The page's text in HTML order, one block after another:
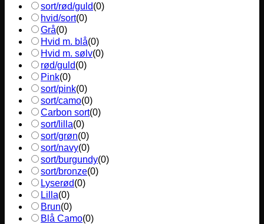
sort/rød/guld(0)
hvid/sort(0)
Grå(0)
Hvid m. blå(0)
Hvid m. sølv(0)
rød/guld(0)
Pink(0)
sort/pink(0)
sort/camo(0)
Carbon sort(0)
sort/lilla(0)
sort/grøn(0)
sort/navy(0)
sort/burgundy(0)
sort/bronze(0)
Lyserød(0)
Lilla(0)
Brun(0)
Blå Camo(0)